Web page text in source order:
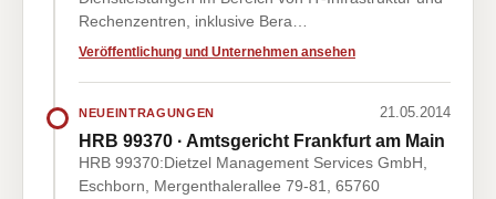
Rechenzentren, inklusive Bera…
Veröffentlichung und Unternehmen ansehen
NEUEINTRAGUNGEN 21.05.2014
HRB 99370 · Amtsgericht Frankfurt am Main
HRB 99370:Dietzel Management Services GmbH,
Eschborn, Mergenthalerallee 79-81, 65760